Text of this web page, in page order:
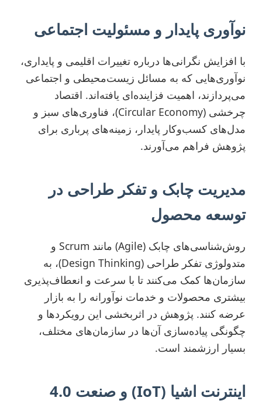
نوآوری پایدار و مسئولیت اجتماعی
با افزایش نگرانی‌ها درباره تغییرات اقلیمی و پایداری،
نوآوری‌هایی که به مسائل زیست‌محیطی و اجتماعی
می‌پردازند، اهمیت فزاینده‌ای یافته‌اند. اقتصاد
چرخشی (Circular Economy)، فناوری‌های سبز و
مدل‌های کسب‌وکار پایدار، زمینه‌های پرباری برای
پژوهش فراهم می‌آورند.
مدیریت چابک و تفکر طراحی در
توسعه محصول
روش‌شناسی‌های چابک (Agile) مانند Scrum و
متدولوژی تفکر طراحی (Design Thinking)، به
سازمان‌ها کمک می‌کنند تا با سرعت و انعطاف‌پذیری
بیشتری محصولات و خدمات نوآورانه را به بازار
عرضه کنند. پژوهش در اثربخشی این رویکردها و
چگونگی پیاده‌سازی آن‌ها در سازمان‌های مختلف،
بسیار ارزشمند است.
اینترنت اشیا (IoT) و صنعت 4.0